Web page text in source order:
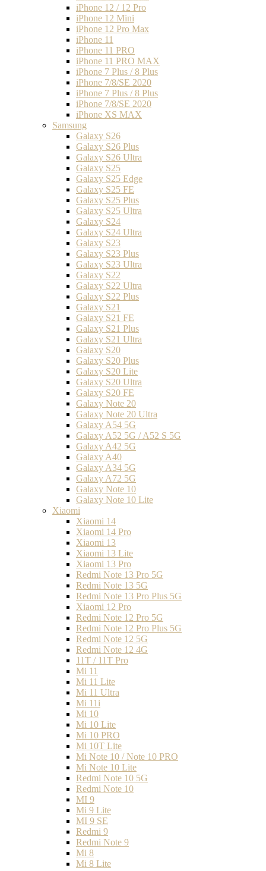
iPhone 12 / 12 Pro
iPhone 12 Mini
iPhone 12 Pro Max
iPhone 11
iPhone 11 PRO
iPhone 11 PRO MAX
iPhone 7 Plus / 8 Plus
iPhone 7/8/SE 2020
iPhone 7 Plus / 8 Plus
iPhone 7/8/SE 2020
iPhone XS MAX
Samsung
Galaxy S26
Galaxy S26 Plus
Galaxy S26 Ultra
Galaxy S25
Galaxy S25 Edge
Galaxy S25 FE
Galaxy S25 Plus
Galaxy S25 Ultra
Galaxy S24
Galaxy S24 Ultra
Galaxy S23
Galaxy S23 Plus
Galaxy S23 Ultra
Galaxy S22
Galaxy S22 Ultra
Galaxy S22 Plus
Galaxy S21
Galaxy S21 FE
Galaxy S21 Plus
Galaxy S21 Ultra
Galaxy S20
Galaxy S20 Plus
Galaxy S20 Lite
Galaxy S20 Ultra
Galaxy S20 FE
Galaxy Note 20
Galaxy Note 20 Ultra
Galaxy A54 5G
Galaxy A52 5G / A52 S 5G
Galaxy A42 5G
Galaxy A40
Galaxy A34 5G
Galaxy A72 5G
Galaxy Note 10
Galaxy Note 10 Lite
Xiaomi
Xiaomi 14
Xiaomi 14 Pro
Xiaomi 13
Xiaomi 13 Lite
Xiaomi 13 Pro
Redmi Note 13 Pro 5G
Redmi Note 13 5G
Redmi Note 13 Pro Plus 5G
Xiaomi 12 Pro
Redmi Note 12 Pro 5G
Redmi Note 12 Pro Plus 5G
Redmi Note 12 5G
Redmi Note 12 4G
11T / 11T Pro
Mi 11
Mi 11 Lite
Mi 11 Ultra
Mi 11i
Mi 10
Mi 10 Lite
Mi 10 PRO
Mi 10T Lite
Mi Note 10 / Note 10 PRO
Mi Note 10 Lite
Redmi Note 10 5G
Redmi Note 10
MI 9
Mi 9 Lite
MI 9 SE
Redmi 9
Redmi Note 9
Mi 8
Mi 8 Lite